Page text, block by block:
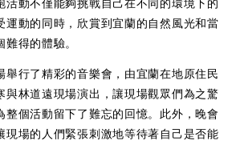
活動不僅能夠挑戰自己在不同的環境下的
運動的同時，欣賞到宜蘭的自然風光和當
得的體驗。
舉行了精彩的音樂會，由宜蘭在地原住民
與林道遠現場演出，讓現場觀眾們為之驚
整個活動留下了難忘的回憶。此外，晚會
現場的人們緊張刺激地等待著自己是否能